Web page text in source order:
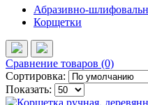
Абразивно-
Корщетки
Сравнение товаров (0)
Сортировка:
Показать: